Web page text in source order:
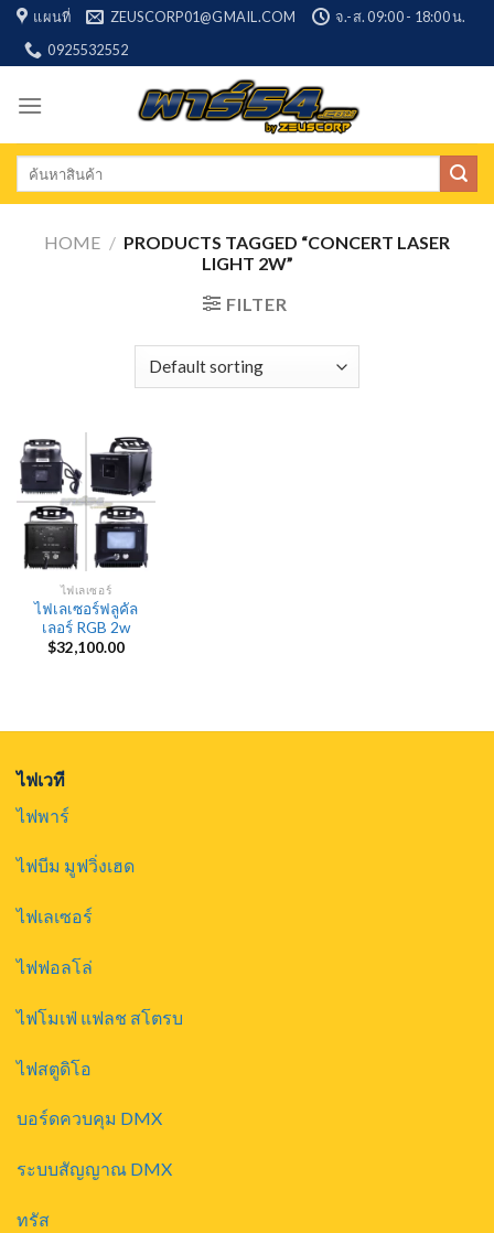
Skip
content
แผนที่ ZEUSCORP01@GMAIL.COM
จ.-ส. 09:00 - 18:00 น.
0925532552
Search
HOME / PRODUCTS TAGGED “CONCERT LASER
LIGHT 2W”
FILTER
ไฟเลเซอร์
ไฟเลเซอร์ฟลูคัล
เลอร์ RGB 2w
$32,100.00
ไฟเวที
ไฟพาร์
ไฟบีม มูฟวิ่งเฮด
ไฟเลเซอร์
ไฟฟอลโล่
ไฟโมเฟ่ แฟลช สโตรบ
ไฟสตูดิโอ
บอร์ดควบคุม DMX
ระบบสัญญาณ DMX
ทรัส